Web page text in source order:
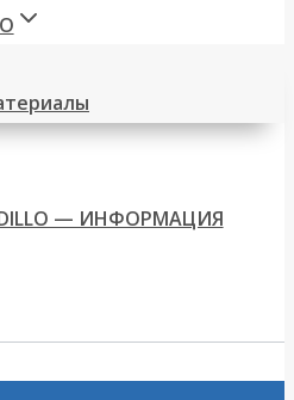
— ИНФОРМАЦИЯ